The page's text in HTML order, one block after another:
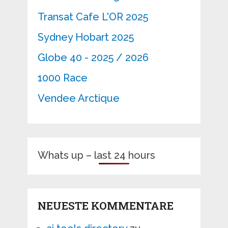
Transat Cafe L'OR 2025
Sydney Hobart 2025
Globe 40 - 2025 / 2026
1000 Race
Vendee Arctique
Whats up – last 24 hours
NEUESTE KOMMENTARE